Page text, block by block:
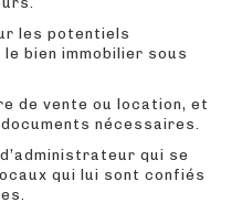
les potentiels
bien immobilier sous
de vente ou location, et
nécessaires.
qui se
qui lui sont confiés